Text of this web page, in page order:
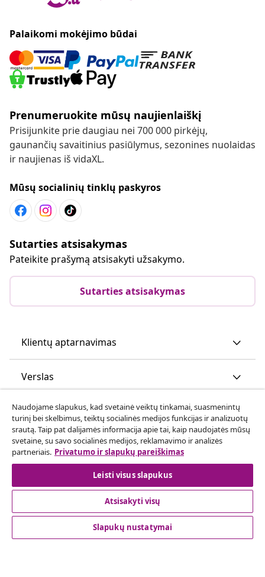
Palaikomi mokėjimo būdai
Prenumeruokite mūsų naujienlaiškį
Prisijunkite prie daugiau nei 700 000 pirkėjų,
gaunančių savaitinius pasiūlymus, sezonines nuolaidas
ir naujienas iš vidaXL.
Mūsų socialinių tinklų paskyros
Sutarties atsisakymas
Pateikite prašymą atsisakyti užsakymo.
Sutarties atsisakymas
Klientų aptarnavimas
Verslas
vidaXL
Atraskite daugiau
© 2008-2026 vidaXL www.vidaxl.lt yra vidaXL Marketplace
Naudojame slapukus, kad svetainė veiktų tinkamai, suasmenintų
turinį bei skelbimus, teiktų socialinės medijos funkcijas ir analizuotų
srautą. Taip pat dalijamės informacija apie tai, kaip naudojatės mūsų
svetaine, su savo socialinės medijos, reklamavimo ir analizės
partneriais. Privatumo ir slapukų pareiškimas
Leisti visus slapukus
Atsisakyti visų
Slapukų nustatymai